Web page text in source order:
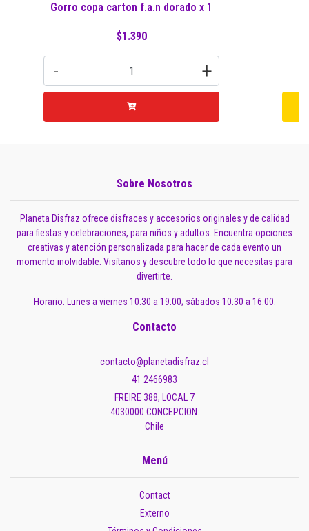
Gorro copa carton f.a.n dorado x 1
$1.390
- +
Sobre Nosotros
Planeta Disfraz ofrece disfraces y accesorios originales y de calidad
para fiestas y celebraciones, para niños y adultos. Encuentra opciones
creativas y atención personalizada para hacer de cada evento un
momento inolvidable. Visítanos y descubre todo lo que necesitas para
divertirte.
Horario: Lunes a viernes 10:30 a 19:00; sábados 10:30 a 16:00.
Contacto
contacto@planetadisfraz.cl
41 2466983
FREIRE 388, LOCAL 7
4030000 CONCEPCION:
Chile
Menú
Contact
Externo